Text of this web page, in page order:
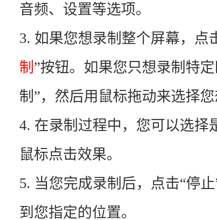
音频、设置等选项。
3. 如果您想录制整个屏幕，点
制 ”按钮。如果您只想录制特
制”，然后用鼠标拖动来选择
4. 在录制过程中，您可以选择
鼠标点击效果。
5. 当您完成录制后，点击“停
到您指定的位置。